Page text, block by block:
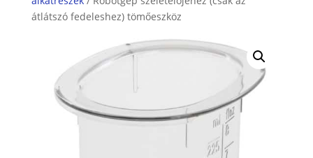
átlátszó fedeleshez) tömőeszköz